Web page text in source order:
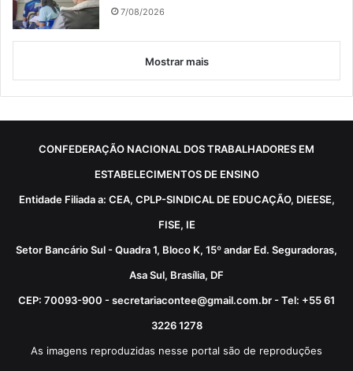
7/08/2026
Mostrar mais
CONFEDERAÇÃO NACIONAL DOS TRABALHADORES EM
ESTABELECIMENTOS DE ENSINO
Entidade Filiada a: CEA, CPLP-SINDICAL DE EDUCAÇÃO, DIEESE,
FISE, IE
Setor Bancário Sul - Quadra 1, Bloco K, 15º andar Ed. Seguradoras,
Asa Sul, Brasília, DF
CEP: 70093-900 - secretariacontee@gmail.com.br - Tel: +55 61
3226 1278
As imagens reproduzidas nesse portal são de reproduções